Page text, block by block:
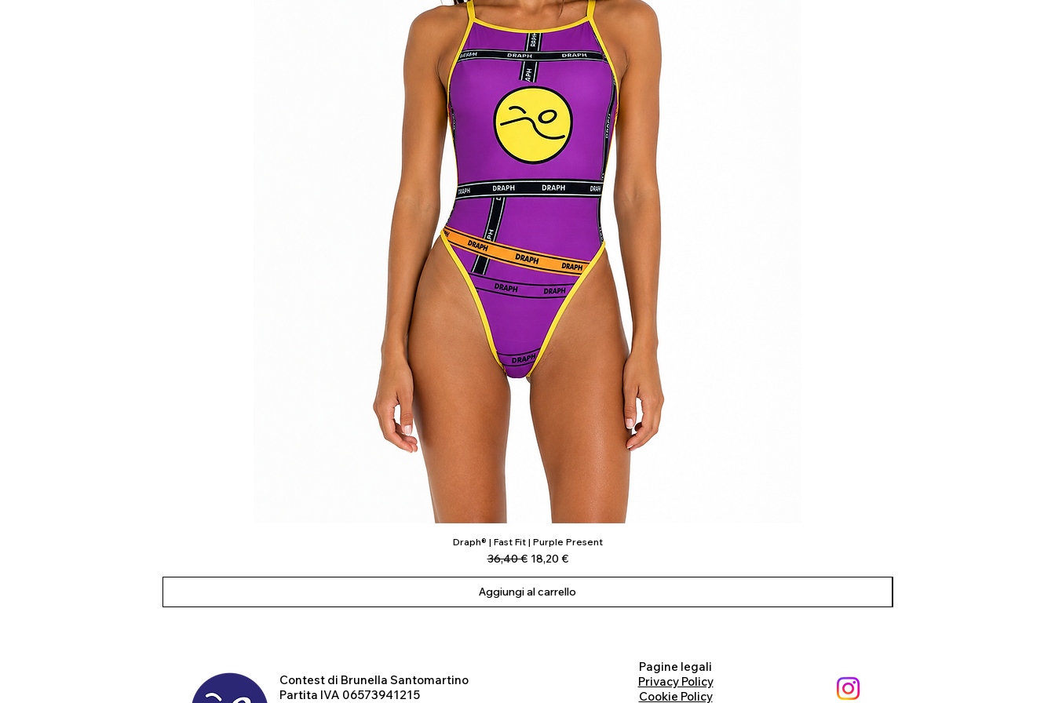
Vista rapida
Draph® | Fast Fit | Purple Present
Prezzo regolare
36,40 € Prezzo scontato
18,20 €
Aggiungi al carrello
Contest di Brunella Santomartino
Partita IVA 06573941215
Pagine legali
Privacy Policy
Cookie Policy